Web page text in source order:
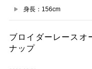
Next
身長：156cm
ブロイダーレースオ
ナップ